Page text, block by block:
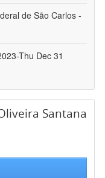
de São Carlos -
Thu Dec 31
Santana